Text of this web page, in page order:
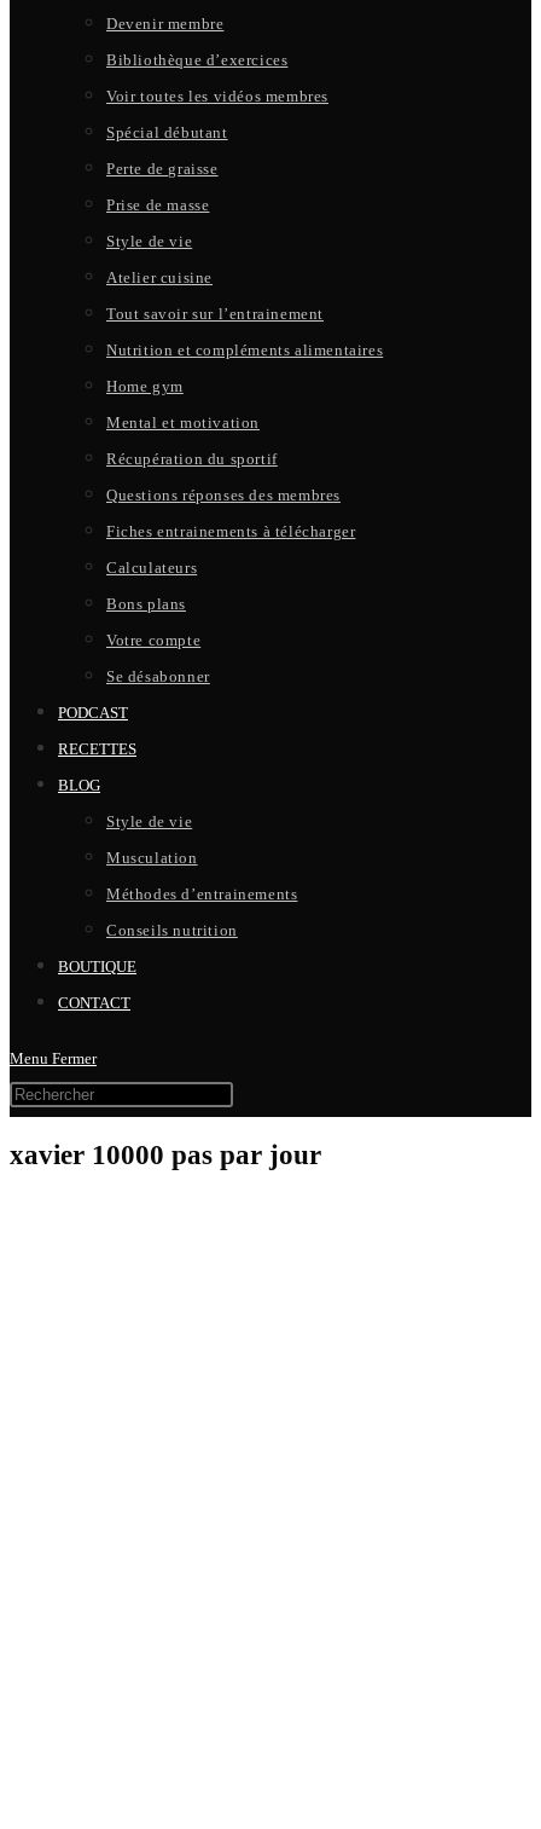
Devenir membre
Bibliothèque d’exercices
Voir toutes les vidéos membres
Spécial débutant
Perte de graisse
Prise de masse
Style de vie
Atelier cuisine
Tout savoir sur l’entrainement
Nutrition et compléments alimentaires
Home gym
Mental et motivation
Récupération du sportif
Questions réponses des membres
Fiches entrainements à télécharger
Calculateurs
Bons plans
Votre compte
Se désabonner
PODCAST
RECETTES
BLOG
Style de vie
Musculation
Méthodes d’entrainements
Conseils nutrition
BOUTIQUE
CONTACT
Menu Fermer
xavier 10000 pas par jour